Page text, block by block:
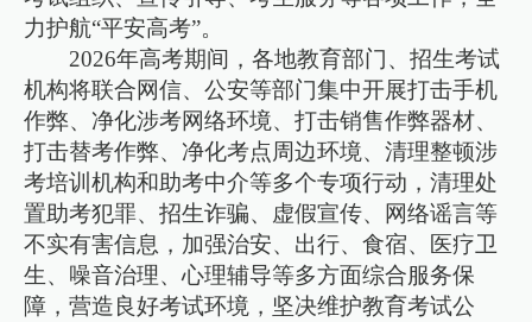
力护航“平安高考”。
2026年高考期间，各地教育部门、招生考试
机构将联合网信、公安等部门集中开展打击手机
作弊、净化涉考网络环境、打击销售作弊器材、
打击替考作弊、净化考点周边环境、清理整顿涉
考培训机构和助考中介等多个专项行动，清理处
置助考犯罪、招生诈骗、虚假宣传、网络谣言等
不实有害信息，加强治安、出行、食宿、医疗卫
生、噪音治理、心理辅导等多方面综合服务保
障，营造良好考试环境，坚决维护教育考试公